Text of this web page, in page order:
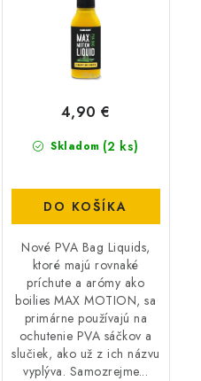
Skladom (2 ks)
4,90 €
DO KOŠÍKA
Nové PVA Bag Liquids,
ktoré majú rovnaké
príchute a arómy ako
boilies MAX MOTION, sa
primárne používajú na
ochutenie PVA sáčkov a
slučiek, ako už z ich názvu
vyplýva. Samozrejme...